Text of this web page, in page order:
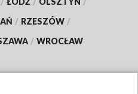
/ RZESZÓW /
/ WROCŁAW